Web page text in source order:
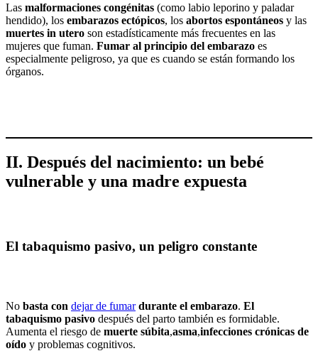
Las malformaciones congénitas (como labio leporino y paladar
hendido), los embarazos ectópicos, los abortos espontáneos y las
muertes in utero son estadísticamente más frecuentes en las
mujeres que fuman. Fumar al principio del embarazo es
especialmente peligroso, ya que es cuando se están formando los
órganos.
II. Después del nacimiento: un bebé
vulnerable y una madre expuesta
El tabaquismo pasivo, un peligro constante
No basta con dejar de fumar durante el embarazo. El
tabaquismo pasivo después del parto también es formidable.
Aumenta el riesgo de muerte súbita,asma,infecciones crónicas de
oído y problemas cognitivos.